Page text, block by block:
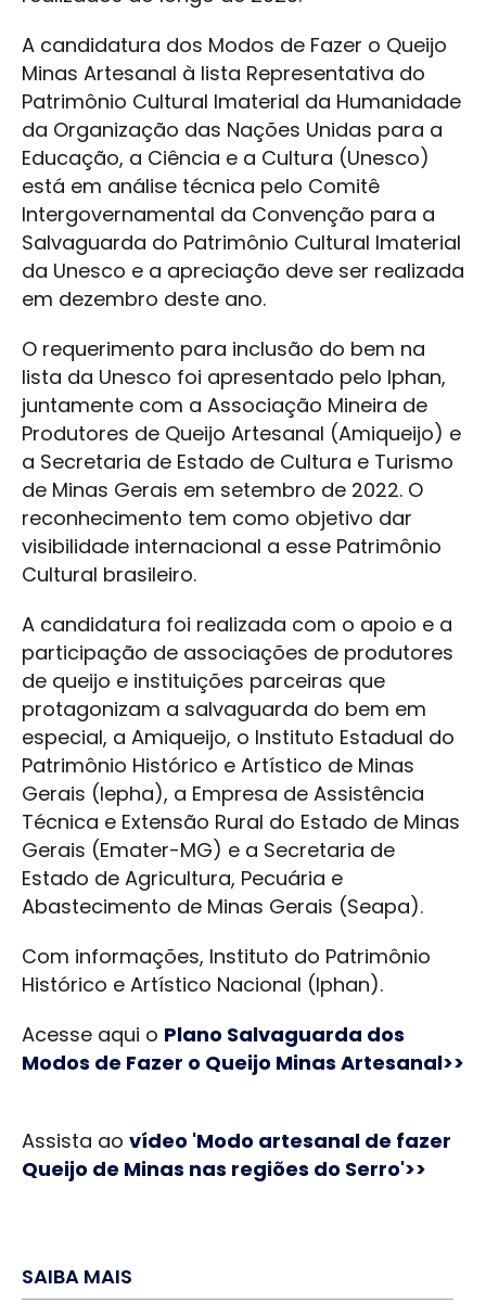
A candidatura dos Modos de Fazer o Queijo
Minas Artesanal à lista Representativa do
Patrimônio Cultural Imaterial da Humanidade
da Organização das Nações Unidas para a
Educação, a Ciência e a Cultura (Unesco)
está em análise técnica pelo Comitê
Intergovernamental da Convenção para a
Salvaguarda do Patrimônio Cultural Imaterial
da Unesco e a apreciação deve ser realizada
em dezembro deste ano.
O requerimento para inclusão do bem na
lista da Unesco foi apresentado pelo Iphan,
juntamente com a Associação Mineira de
Produtores de Queijo Artesanal (Amiqueijo) e
a Secretaria de Estado de Cultura e Turismo
de Minas Gerais em setembro de 2022. O
reconhecimento tem como objetivo dar
visibilidade internacional a esse Patrimônio
Cultural brasileiro.
A candidatura foi realizada com o apoio e a
participação de associações de produtores
de queijo e instituições parceiras que
protagonizam a salvaguarda do bem em
especial, a Amiqueijo, o Instituto Estadual do
Patrimônio Histórico e Artístico de Minas
Gerais (Iepha), a Empresa de Assistência
Técnica e Extensão Rural do Estado de Minas
Gerais (Emater-MG) e a Secretaria de
Estado de Agricultura, Pecuária e
Abastecimento de Minas Gerais (Seapa).
Com informações, Instituto do Patrimônio
Histórico e Artístico Nacional (Iphan).
Acesse aqui o Plano Salvaguarda dos
Modos de Fazer o Queijo Minas Artesanal>>
Assista ao vídeo 'Modo artesanal de fazer
Queijo de Minas nas regiões do Serro'>>
SAIBA MAIS